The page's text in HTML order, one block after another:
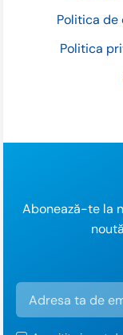
Politica
Politica
Abonează-te la